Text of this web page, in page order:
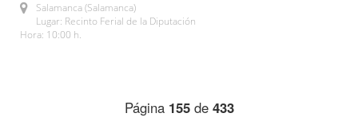
Salamanca (Salamanca)
Lugar: Recinto Ferial de la Diputación
Hora: 10:00 h.
Página 155de 433